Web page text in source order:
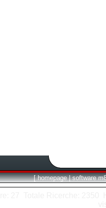
[ homepage | software